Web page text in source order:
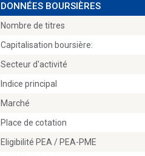
DONNÉES BOURSIÈRES
Nombre de titres
Capitalisation boursière:
Secteur d'activité
Indice principal
Marché
Place de cotation
Eligibilité PEA / PEA-PME